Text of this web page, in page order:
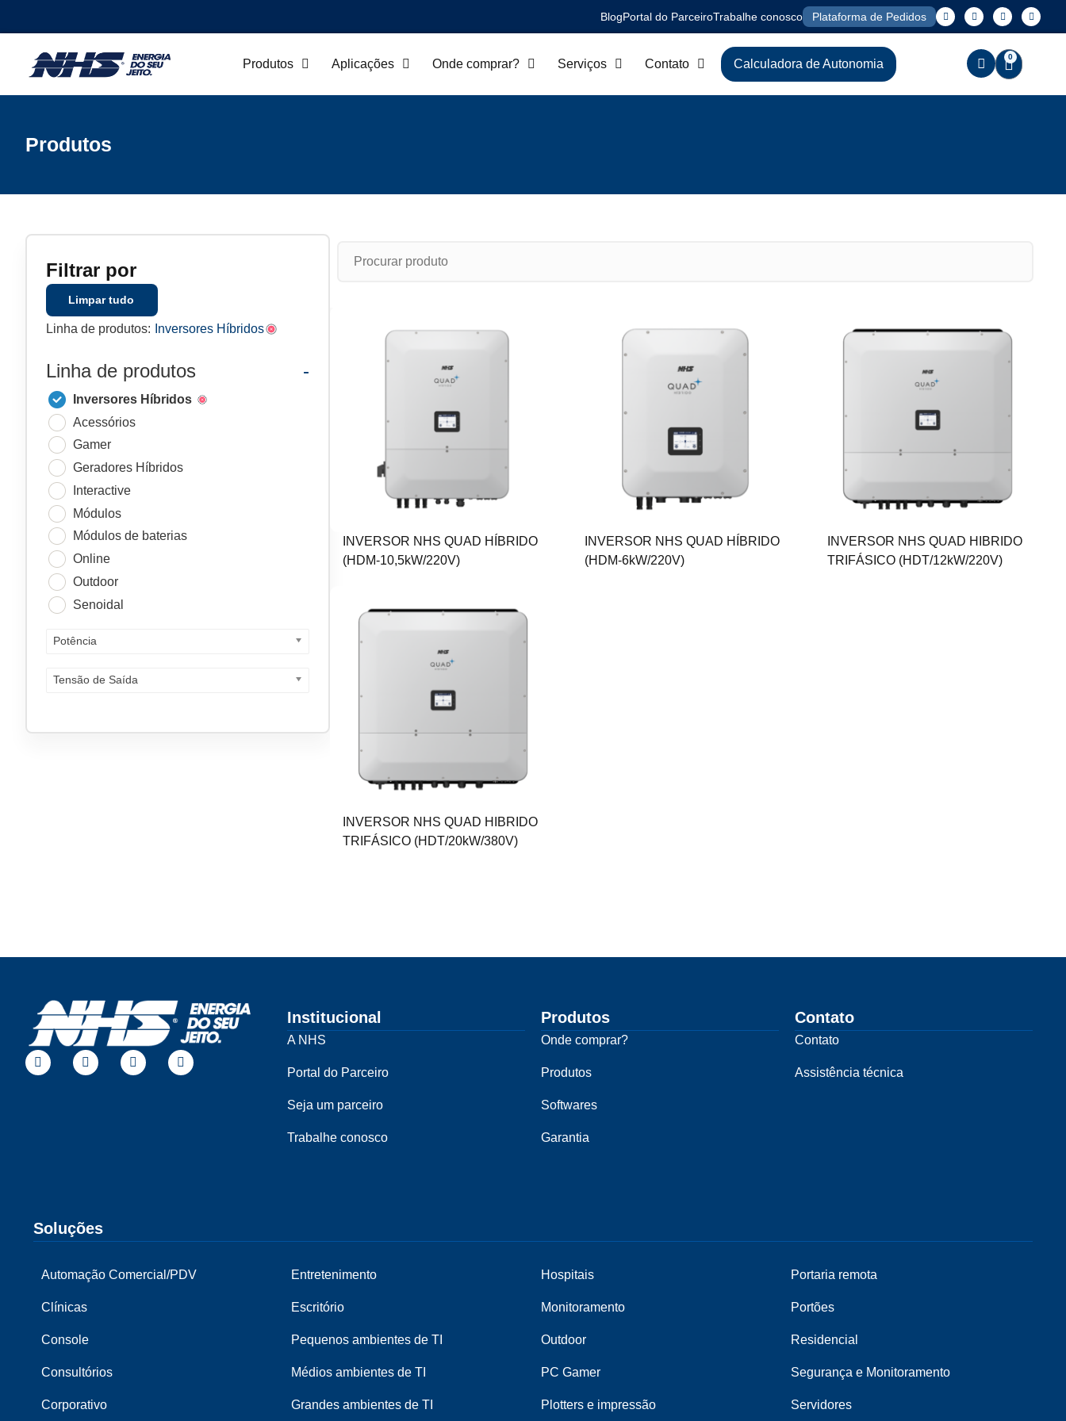
BlogPortal do ParceiroTrabalhe conosco Plataforma de Pedidos
Produtos Aplicações Onde comprar? Serviços Contato Calculadora de Autonomia
0
Produtos
Filtrar por
Limpar tudo
Linha de produtos: Inversores Híbridos
Linha de produtos -
Inversores Híbridos
Acessórios
Gamer
Geradores Híbridos
Interactive
Módulos
Módulos de baterias
Online
Outdoor
Senoidal
Potência
Tensão de Saída
INVERSOR NHS QUAD HÍBRIDO
(HDM-10,5kW/220V)
INVERSOR NHS QUAD HÍBRIDO
(HDM-6kW/220V)
INVERSOR NHS QUAD HIBRIDO
TRIFÁSICO (HDT/12kW/220V)
INVERSOR NHS QUAD HIBRIDO
TRIFÁSICO (HDT/20kW/380V)
Institucional
A NHS
Portal do Parceiro
Seja um parceiro
Trabalhe conosco
Produtos
Onde comprar?
Produtos
Softwares
Garantia
Contato
Contato
Assistência técnica
Soluções
Automação Comercial/PDV
Clínicas
Console
Consultórios
Corporativo
Entretenimento
Escritório
Pequenos ambientes de TI
Médios ambientes de TI
Grandes ambientes de TI
Hospitais
Monitoramento
Outdoor
PC Gamer
Plotters e impressão
Portaria remota
Portões
Residencial
Segurança e Monitoramento
Servidores